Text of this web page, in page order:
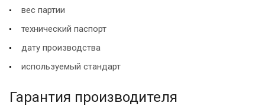
вес партии
технический паспорт
дату производства
используемый стандарт
Гарантия производителя